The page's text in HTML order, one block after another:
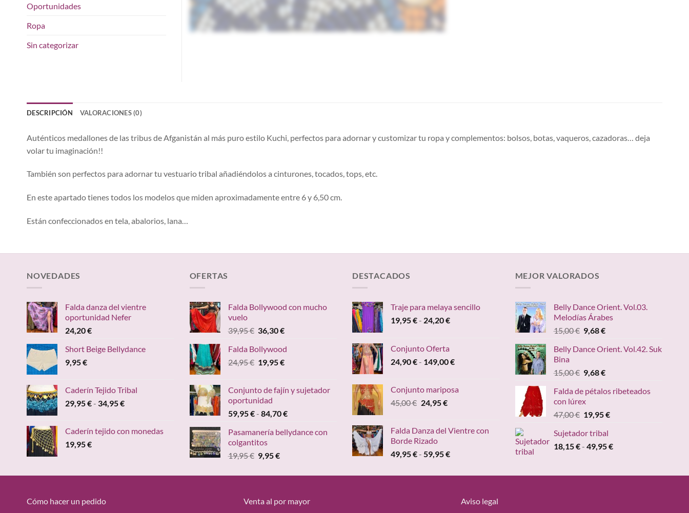
Oportunidades
Ropa
Sin categorizar
DESCRIPCIÓN VALORACIONES (0)
Auténticos medallones de las tribus de Afganistán al más puro estilo Kuchi, perfectos para adornar y customizar tu ropa y complementos: bolsos, botas, vaqueros, cazadoras… deja
volar tu imaginación!!
También son perfectos para adornar tu vestuario tribal añadiéndolos a cinturones, tocados, tops, etc.
En este apartado tienes todos los modelos que miden aproximadamente entre 6 y 6,50 cm.
Están confeccionados en tela, abalorios, lana…
NOVEDADES
Falda danza del vientre
oportunidad Nefer
24,20€
Short Beige Bellydance
9,95€
Caderín Tejido Tribal
29,95€- 34,95€Rango
desde
Caderín tejido con monedas
19,95€
OFERTAS
Falda Bollywood con mucho
vuelo
39,95€ El
original
era:
36,30€El
actual
es:
Falda Bollywood
24,95€ El
era:
24,95 €.
19,95€El
es:
Conjunto de fajín y sujetador
oportunidad
59,95€- 84,70€Rango
precios:
84,70 €
Pasamanería bellydance con
colgantitos
19,95€ El
original
19,95 €.
9,95€El
actual
9,95 €.
DESTACADOS
Traje para melaya sencillo
19,95€- 24,20€Rango
19,95 €
Conjunto Oferta
24,90€- 149,00€Rango
desde
149,00 €
Conjunto mariposa
45,00€ El
era:
45,00 €.
24,95€El
es:
Falda Danza del Vientre con
Borde Rizado
49,95€- 59,95€Rango
precios:
49,95 €
hasta
MEJOR VALORADOS
Belly Dance Orient. Vol.03.
Melodías Árabes
15,00€ El
original
15,00 €.
9,68€El
actual
9,68 €.
Belly Dance Orient. Vol.42. Suk
Bina
15,00€ El
original
era:
15,00 €.
9,68€El
actual
9,68 €.
Falda de pétalos ribeteados
con lúrex
47,00€ El
original
era:
19,95€El
es:
Sujetador tribal
18,15€- 49,95€Rango
desde
Cómo hacer un pedido Venta al por mayor Aviso legal